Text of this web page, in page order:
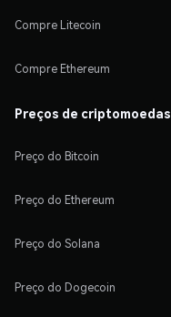
Compre Litecoin
Compre Ethereum
Preços de criptomoedas
Preço do Bitcoin
Preço do Ethereum
Preço do Solana
Preço do Dogecoin